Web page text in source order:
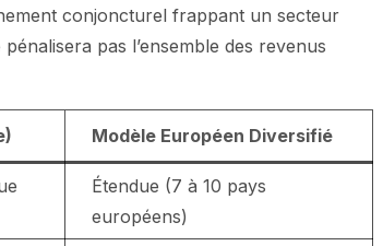
conjoncturel frappant un secteur
pas l’ensemble des revenus
Modèle Européen Diversifié
Étendue (7 à 10 pays
européens)